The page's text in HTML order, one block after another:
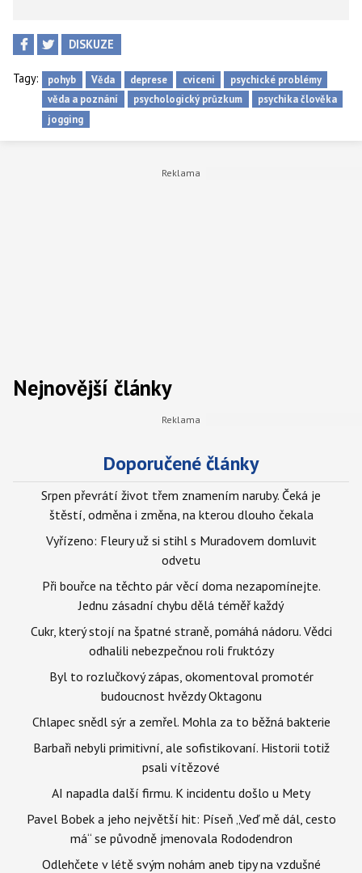
DISKUZE
Tagy: pohyb Věda deprese cviceni
psychické problémy
věda a poznání
psychologický průzkum
psychika člověka
jogging
Nejnovější články
Doporučené články
Srpen převrátí život třem znamením naruby. Čeká je
štěstí, odměna i změna, na kterou dlouho čekala
Vyřízeno: Fleury už si stihl s Muradovem domluvit
odvetu
Při bouřce na těchto pár věcí doma nezapomínejte.
Jednu zásadní chybu dělá téměř každý
Cukr, který stojí na špatné straně, pomáhá nádoru. Vědci
odhalili nebezpečnou roli fruktózy
Byl to rozlučkový zápas, okomentoval promotér
budoucnost hvězdy Oktagonu
Chlapec snědl sýr a zemřel. Mohla za to běžná bakterie
Barbaři nebyli primitivní, ale sofistikovaní. Historii totiž
psali vítězové
AI napadla další firmu. K incidentu došlo u Mety
Pavel Bobek a jeho největší hit: Píseň „Veď mě dál, cesto
má“ se původně jmenovala Rododendron
Odlehčete v létě svým nohám aneb tipy na vzdušné